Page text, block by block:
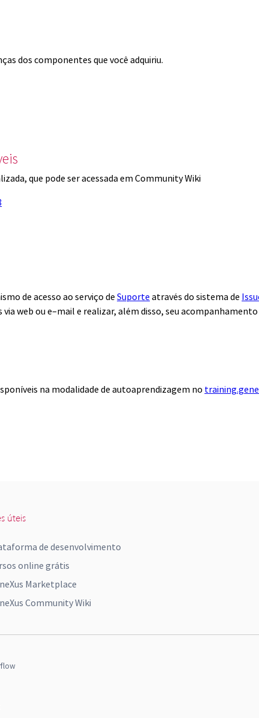
dos componentes que você adquiriu.
que pode ser acessada em Community Wiki
de acesso ao serviço de Suporte através do sistema de
web ou e–mail e realizar, além disso, seu
na modalidade de autoaprendizagem no
úteis
de desenvolvimento
online grátis
Marketplace
Community Wiki